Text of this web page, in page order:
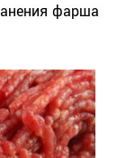
фарша